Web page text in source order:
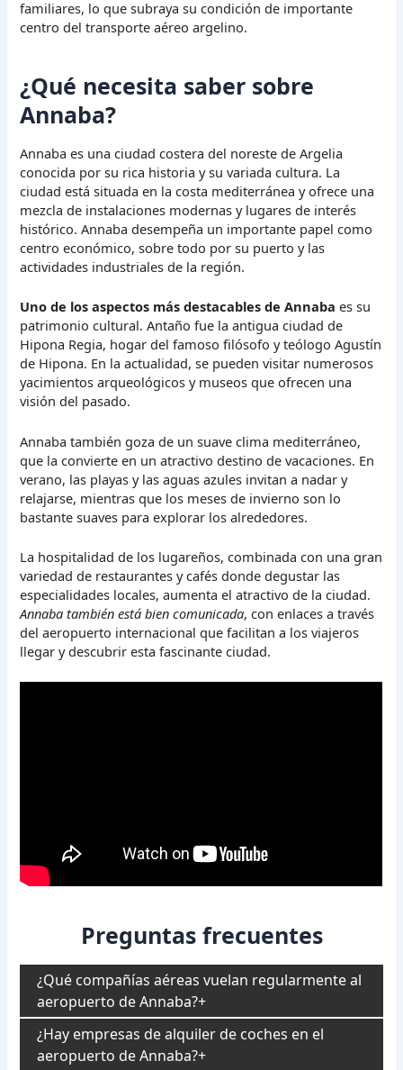
familiares, lo que subraya su condición de importante
centro del transporte aéreo argelino.
¿Qué necesita saber sobre
Annaba?
Annaba es una ciudad costera del noreste de Argelia
conocida por su rica historia y su variada cultura. La
ciudad está situada en la costa mediterránea y ofrece una
mezcla de instalaciones modernas y lugares de interés
histórico. Annaba desempeña un importante papel como
centro económico, sobre todo por su puerto y las
actividades industriales de la región.
Uno de los aspectos más destacables de Annaba es su
patrimonio cultural. Antaño fue la antigua ciudad de
Hipona Regia, hogar del famoso filósofo y teólogo Agustín
de Hipona. En la actualidad, se pueden visitar numerosos
yacimientos arqueológicos y museos que ofrecen una
visión del pasado.
Annaba también goza de un suave clima mediterráneo,
que la convierte en un atractivo destino de vacaciones. En
verano, las playas y las aguas azules invitan a nadar y
relajarse, mientras que los meses de invierno son lo
bastante suaves para explorar los alrededores.
La hospitalidad de los lugareños, combinada con una gran
variedad de restaurantes y cafés donde degustar las
especialidades locales, aumenta el atractivo de la ciudad.
Annaba también está bien comunicada, con enlaces a través
del aeropuerto internacional que facilitan a los viajeros
llegar y descubrir esta fascinante ciudad.
Preguntas frecuentes
¿Qué compañías aéreas vuelan regularmente al
aeropuerto de Annaba?
¿Hay empresas de alquiler de coches en el
aeropuerto de Annaba?